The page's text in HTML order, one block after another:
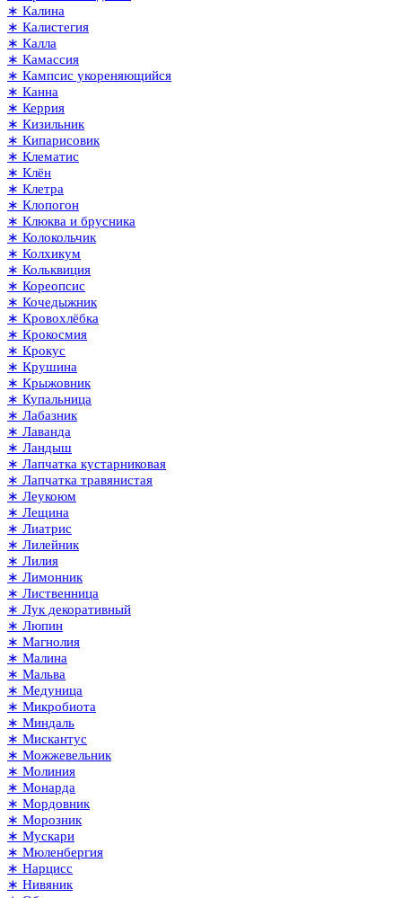
∗ Калина
∗ Калистегия
∗ Калла
∗ Камассия
∗ Кампсис укореняющийся
∗ Канна
∗ Керрия
∗ Кизильник
∗ Кипарисовик
∗ Клематис
∗ Клён
∗ Клетра
∗ Клопогон
∗ Клюква и брусника
∗ Колокольчик
∗ Колхикум
∗ Кольквиция
∗ Кореопсис
∗ Кочедыжник
∗ Кровохлёбка
∗ Крокосмия
∗ Крокус
∗ Крушина
∗ Крыжовник
∗ Купальница
∗ Лабазник
∗ Лаванда
∗ Ландыш
∗ Лапчатка кустарниковая
∗ Лапчатка травянистая
∗ Леукоюм
∗ Лещина
∗ Лиатрис
∗ Лилейник
∗ Лилия
∗ Лимонник
∗ Лиственница
∗ Лук декоративный
∗ Люпин
∗ Магнолия
∗ Малина
∗ Мальва
∗ Медуница
∗ Микробиота
∗ Миндаль
∗ Мискантус
∗ Можжевельник
∗ Молиния
∗ Монарда
∗ Мордовник
∗ Морозник
∗ Мускари
∗ Мюленбергия
∗ Нарцисс
∗ Нивяник